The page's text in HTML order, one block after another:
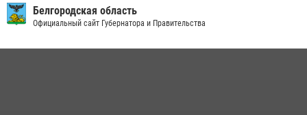
подготовке спецподразделения в эфире радио «России - Белгород»
22 июля 2026, 14:36
Белгородская область
Официальный сайт Губернатора и Правительства